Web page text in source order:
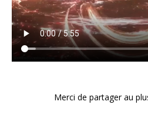
Merci de partager au